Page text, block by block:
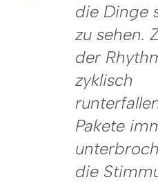
die Dinge
zu sehen.
der
zyklisch
Pakete
die